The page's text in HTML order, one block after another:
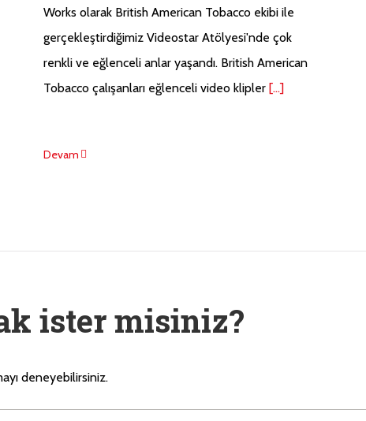
Works olarak British American Tobacco ekibi ile
gerçekleştirdiğimiz Videostar Atölyesi'nde çok
renkli ve eğlenceli anlar yaşandı. British American
Tobacco çalışanları eğlenceli video klipler [...]
Devam
ister misiniz?
deneyebilirsiniz.